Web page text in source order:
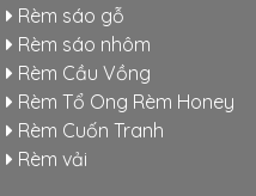
Rèm sáo gỗ
Rèm sáo nhôm
Rèm Cầu Vồng
Rèm Tổ Ong Rèm Honey
Rèm Cuốn Tranh
Rèm vải